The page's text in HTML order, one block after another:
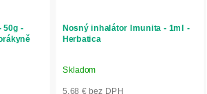
50g - Nosný inhalátor Imunita - 1ml -
Herbatica
Priemerné
hodnotenie
Skladom
5,68 € bez DPH